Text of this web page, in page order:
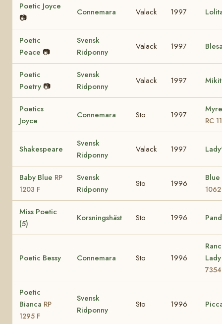
Poetic Joyce
📷
Connemara Valack 1997
Poetic
Peace 📷
Svensk
Ridponny
Valack 1997
Poetic
Poetry 📷
Svensk
Ridponny
Valack 1997
Poetics
Joyce
Connemara Sto 1997
RC
Shakespeare
Svensk
Ridponny
Valack 1997
Baby Blue RP
1203 F
Svensk
Ridponny
Sto 1996
1062
Miss Poetic
(5)
Korsningshäst Sto 1996
Poetic Bessy Connemara Sto 1996
7354
Poetic
Bianca RP
1295 F
Svensk
Ridponny
Sto 1996